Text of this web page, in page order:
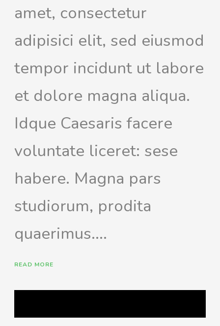
amet, consectetur
adipisici elit, sed eiusmod
tempor incidunt ut labore
et dolore magna aliqua.
Idque Caesaris facere
voluntate liceret: sese
habere. Magna pars
studiorum, prodita
quaerimus....
READ MORE